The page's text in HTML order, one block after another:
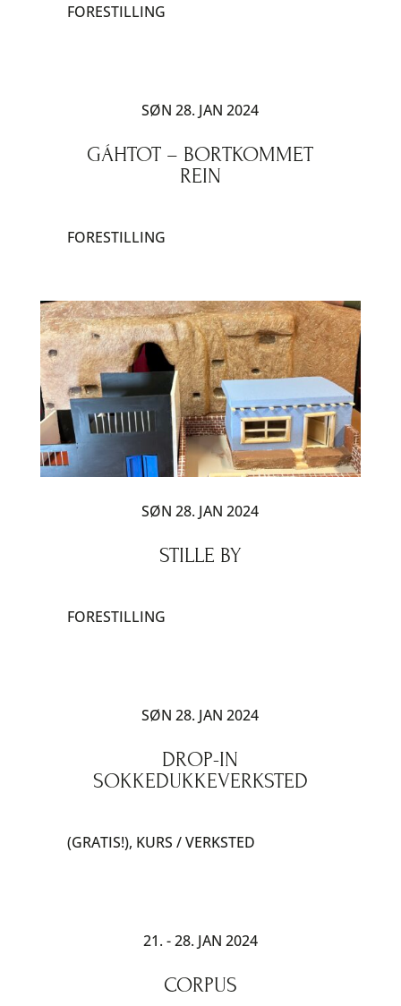
FORESTILLING
SØN 28. JAN 2024
GÁHTOT – BORTKOMMET
REIN
FORESTILLING
SØN 28. JAN 2024
STILLE BY
FORESTILLING
SØN 28. JAN 2024
DROP-IN
SOKKEDUKKEVERKSTED
(GRATIS!), KURS / VERKSTED
21. - 28. JAN 2024
CORPUS